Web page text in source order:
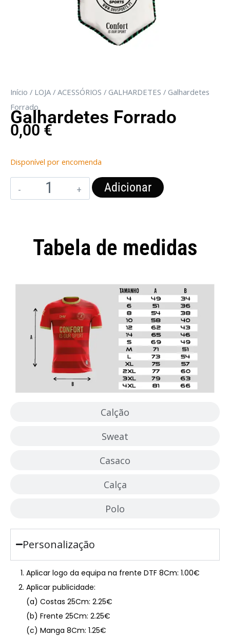
Início / LOJA / ACESSÓRIOS / GALHARDETES / Galhardetes
Forrado
Galhardetes Forrado
0,00 €
Disponível por encomenda
Adicionar
Tabela de medidas
Calção
Sweat
Casaco
Calça
Polo
Personalização
Aplicar logo da equipa na frente DTF 8Cm: 1.00€
Aplicar publicidade:
(a) Costas 25Cm: 2.25€
(b) Frente 25Cm: 2.25€
(c) Manga 8Cm: 1.25€